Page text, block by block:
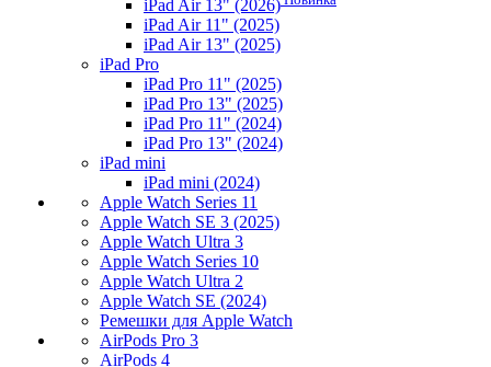
iPad Air 13" (2026)
iPad Air 11" (2025)
iPad Air 13" (2025)
iPad Pro
iPad Pro 11" (2025)
iPad Pro 13" (2025)
iPad Pro 11" (2024)
iPad Pro 13" (2024)
iPad mini
iPad mini (2024)
Apple Watch Series 11
Apple Watch SE 3 (2025)
Apple Watch Ultra 3
Apple Watch Series 10
Apple Watch Ultra 2
Apple Watch SE (2024)
Ремешки для Apple Watch
AirPods Pro 3
AirPods 4